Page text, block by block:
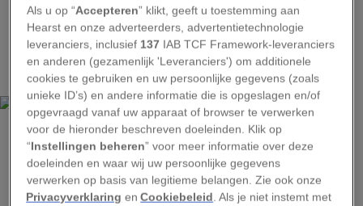
het huidige Amazongebied– in de met gras en
struiken begroeide dorre vlakten die we nu
kennen.
MICHAEL FRESE
Als u op “Accepteren” klikt, geeft u toestemming aan
Hearst en onze adverteerders, advertentietechnologie
leveranciers, inclusief 137 IAB TCF Framework-leveranciers
en anderen (gezamenlijk 'Leveranciers') om additionele
cookies te gebruiken en uw persoonlijke gegevens (zoals
unieke ID’s) en andere informatie die is opgeslagen en/of
opgevraagd vanaf uw apparaat of browser te verwerken
voor de hieronder beschreven doeleinden. Klik op
“Instellingen beheren” voor meer informatie over deze
doeleinden en waar wij uw persoonlijke gegevens
verwerken op basis van legitieme belangen. Zie ook onze
Privacyverklaring enCookiebeleid. Als je niet instemt met